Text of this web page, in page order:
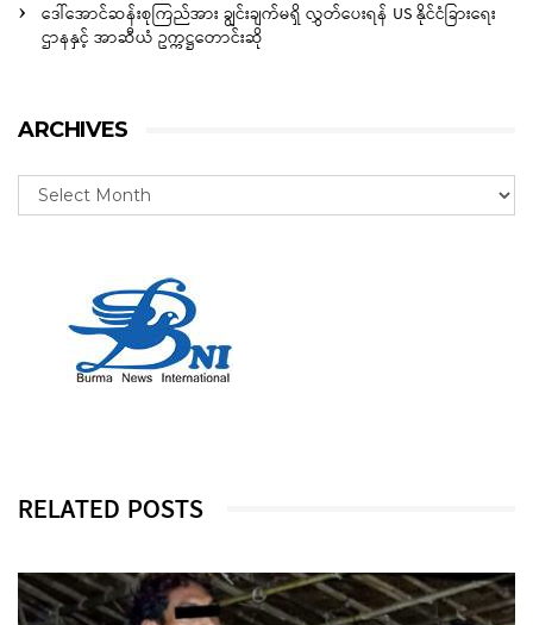
ဒေါ်အောင်ဆန်းစုကြည်အား ချွင်းချက်မရှိ လွှတ်ပေးရန် US နိုင်ငံခြားရေး
ဌာနနှင့် အာဆီယံ ဥက္ကဋ္ဌတောင်းဆို
ARCHIVES
RELATED POSTS